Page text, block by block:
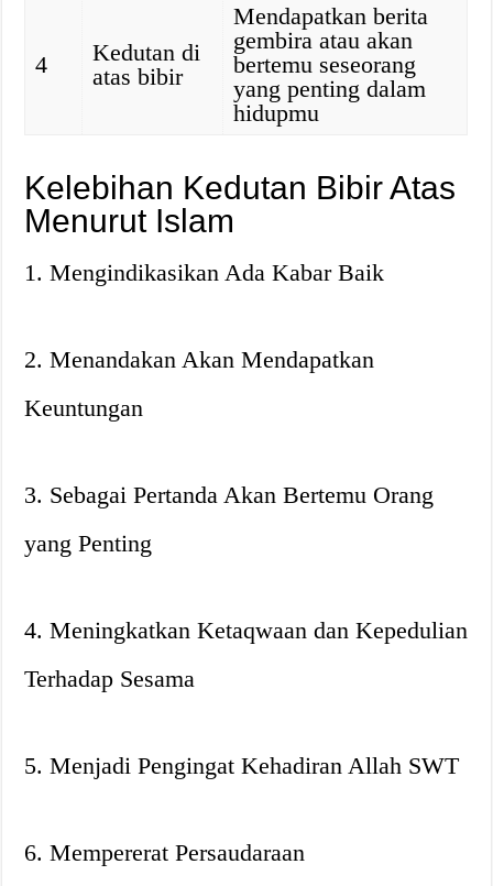
4
Kedutan di
atas bibir
Mendapatkan berita
gembira atau akan
bertemu seseorang
yang penting dalam
hidupmu
Kelebihan Kedutan Bibir Atas
Menurut Islam
1. Mengindikasikan Ada Kabar Baik
2. Menandakan Akan Mendapatkan
Keuntungan
3. Sebagai Pertanda Akan Bertemu Orang
yang Penting
4. Meningkatkan Ketaqwaan dan Kepedulian
Terhadap Sesama
5. Menjadi Pengingat Kehadiran Allah SWT
6. Mempererat Persaudaraan